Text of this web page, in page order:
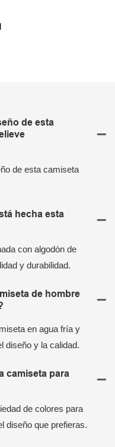
de esta
de esta camiseta
hecha esta
con algodón de
y durabilidad.
de hombre
en agua fría y
diseño y la calidad.
camiseta para
de colores para
diseño que prefieras.